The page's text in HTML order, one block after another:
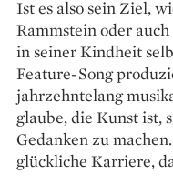
Ist es also sein Ziel,
Rammstein oder
in seiner Kindheit
Feature-Song
jahrzehntelang
glaube, die Kunst ist,
Gedanken zu
glückliche Karriere,